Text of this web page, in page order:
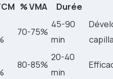
% VMA
Durée
70-75%
45-90
min
80-85%
20-40
min